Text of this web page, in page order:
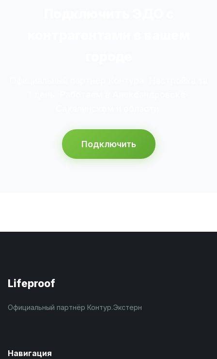
Подключить
Lifeproof
Официальный партнёр Контур.Экстерн
Навигация